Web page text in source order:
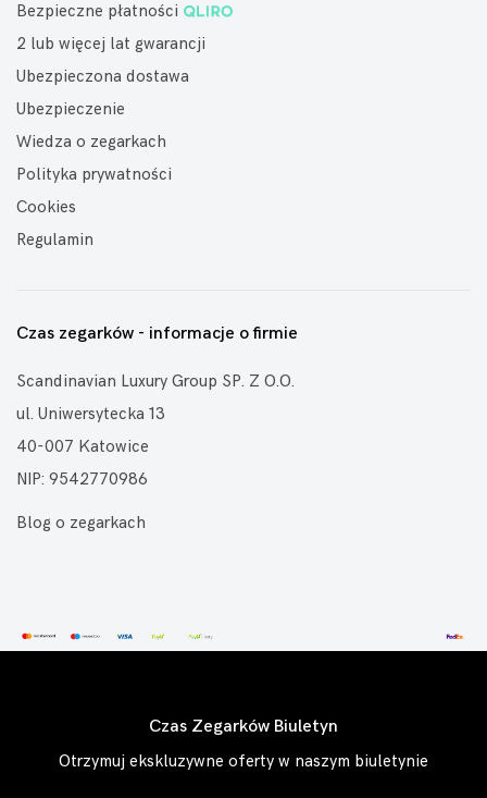
Bezpieczne płatności
2 lub więcej lat gwarancji
Ubezpieczona dostawa
Ubezpieczenie
Wiedza o zegarkach
Polityka prywatności
Cookies
Regulamin
Czas zegarków - informacje o firmie
Scandinavian Luxury Group SP. Z O.O.
ul. Uniwersytecka 13
40-007 Katowice
NIP: 9542770986
Blog o zegarkach
Czas Zegarków Biuletyn
Otrzymuj ekskluzywne oferty w naszym biuletynie